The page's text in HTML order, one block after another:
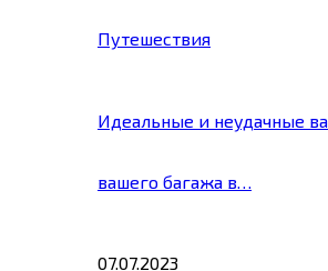
Путешествия
Идеальные и неудачные
вашего багажа в…
07.07.2023